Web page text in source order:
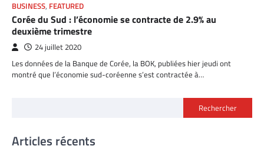
BUSINESS, FEATURED
Corée du Sud : l’économie se contracte de 2.9% au
deuxième trimestre
24 juillet 2020
Les données de la Banque de Corée, la BOK, publiées hier jeudi ont
montré que l’économie sud-coréenne s’est contractée à…
Rechercher
Articles récents